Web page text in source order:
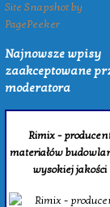
Site Snapshot by
PagePeeker
Najnowsze wpisy
zaakceptowane
moderatora
Rimix -
materiałów
wysokiej jakości